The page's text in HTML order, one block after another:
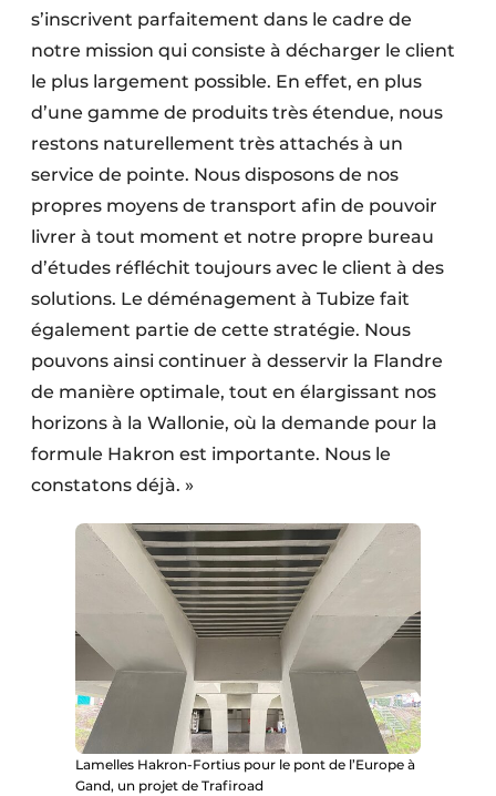
s’inscrivent parfaitement dans le cadre de
notre mission qui consiste à décharger le client
le plus largement possible. En effet, en plus
d’une gamme de produits très étendue, nous
restons naturellement très attachés à un
service de pointe. Nous disposons de nos
propres moyens de transport afin de pouvoir
livrer à tout moment et notre propre bureau
d’études réfléchit toujours avec le client à des
solutions. Le déménagement à Tubize fait
également partie de cette stratégie. Nous
pouvons ainsi continuer à desservir la Flandre
de manière optimale, tout en élargissant nos
horizons à la Wallonie, où la demande pour la
formule Hakron est importante. Nous le
constatons déjà. »
Lamelles Hakron-Fortius pour le pont de l’Europe à
Gand, un projet de Trafiroad